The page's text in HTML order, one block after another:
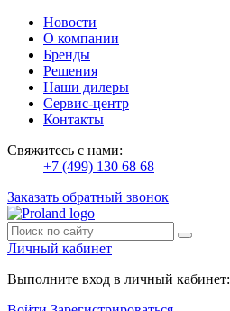
Новости
О компании
Бренды
Решения
Наши дилеры
Сервис-центр
Контакты
Свяжитесь с нами:
+7 (499) 130 68 68
Заказать обратный звонок
Личный кабинет
Выполните вход в личный кабинет: